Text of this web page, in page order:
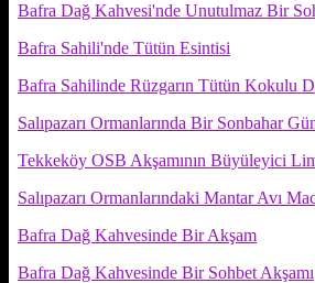
Bafra Dağ Kahvesi'nde Unutulmaz Bir
Bafra Sahili'nde Tütün Esintisi
Bafra Sahilinde Rüzgarın Tütün Kokulu
Salıpazarı Ormanlarında Bir Sonbahar
Tekkeköy OSB Akşamının Büyüleyici
Salıpazarı Ormanlarındaki Mantar Avı
Bafra Dağ Kahvesinde Bir Akşam
Bafra Dağ Kahvesinde Bir Sohbet Akşamı